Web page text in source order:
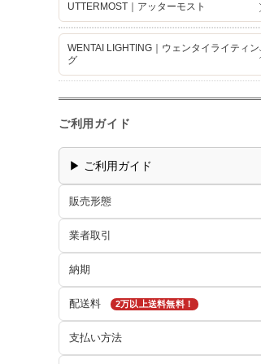
UTTERMOST｜アッターモスト
WENTAI LIGHTING｜ウェンタイライティン
グ
ご利用ガイド
▶ ご利用ガイド
販売形態
業者取引
納期
配送料 2万以上送料無料！
支払い方法